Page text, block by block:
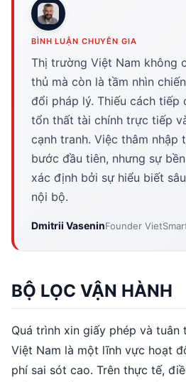
BÌNH LUẬN CHUYÊN GIA
Thị trường Việt Nam không
thủ mà còn là tầm nhìn
đổi pháp lý. Thiếu cách tiếp
tổn thất tài chính trực tiếp
cạnh tranh. Việc thâm
bước đầu tiên, nhưng sự
xác định bởi sự hiểu biết
nội bộ.
Dmitrii VaseninFounder
BỘ LỌC VẬN HÀNH
Quá trình xin giấy phép và tuân
Việt Nam là một lĩnh vực hoạt
phí sai sót cao. Trên thực tế,